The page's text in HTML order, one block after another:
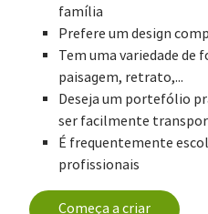
família
Prefere um design
Tem uma variedade
paisagem, retrato,...
Deseja um portefólio
ser facilmente
É frequentemente
profissionais
Começa a criar